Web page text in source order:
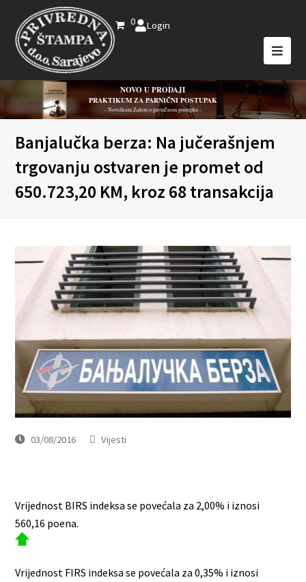
0 Login
NOVO U PRODAJI
PRAKTIKUM ZA PARNIČNI POSTUPAK
- Novelirani Zakon o parničnom postupku -
Banjalučka berza: Na jučerašnjem
trgovanju ostvaren je promet od
650.723,20 KM, kroz 68 transakcija
03/08/2016 Vijesti
Vrijednost BIRS indeksa se povećala za 2,00% i iznosi
560,16 poena.
Vrijednost FIRS indeksa se povećala za 0,35% i iznosi